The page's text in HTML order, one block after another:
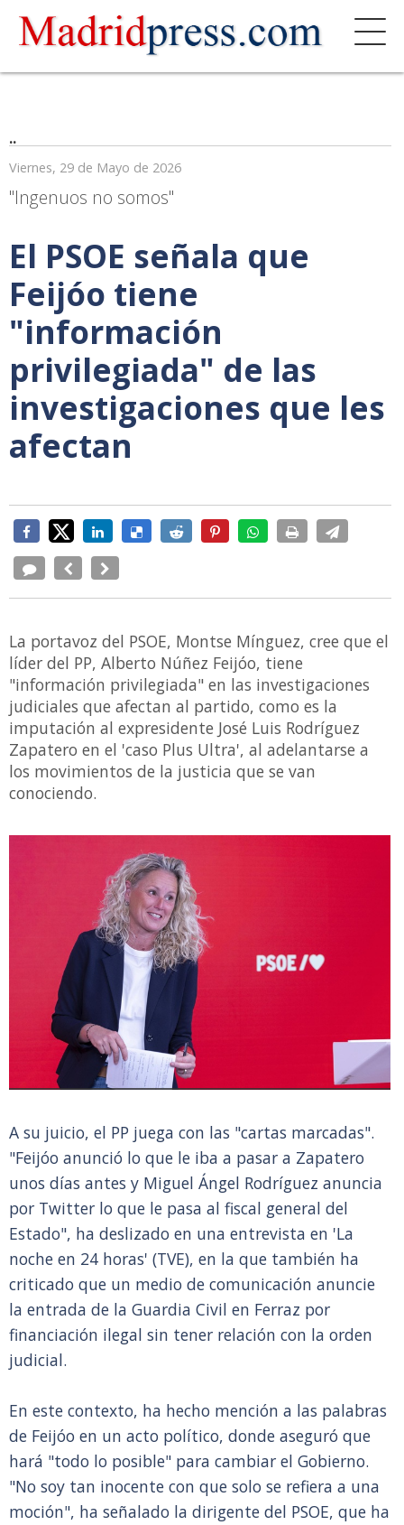
..
Viernes, 29 de Mayo de 2026
"Ingenuos no somos"
El PSOE señala que
Feijóo tiene
"información
privilegiada" de las
investigaciones que les
afectan
La portavoz del PSOE, Montse Mínguez, cree que el
líder del PP, Alberto Núñez Feijóo, tiene
"información privilegiada" en las investigaciones
judiciales que afectan al partido, como es la
imputación al expresidente José Luis Rodríguez
Zapatero en el 'caso Plus Ultra', al adelantarse a
los movimientos de la justicia que se van
conociendo.
A su juicio, el PP juega con las "cartas marcadas".
"Feijóo anunció lo que le iba a pasar a Zapatero
unos días antes y Miguel Ángel Rodríguez anuncia
por Twitter lo que le pasa al fiscal general del
Estado", ha deslizado en una entrevista en 'La
noche en 24 horas' (TVE), en la que también ha
criticado que un medio de comunicación anuncie
la entrada de la Guardia Civil en Ferraz por
financiación ilegal sin tener relación con la orden
judicial.
En este contexto, ha hecho mención a las palabras
de Feijóo en un acto político, donde aseguró que
hará "todo lo posible" para cambiar el Gobierno.
"No soy tan inocente con que solo se refiera a una
moción", ha señalado la dirigente del PSOE, que ha